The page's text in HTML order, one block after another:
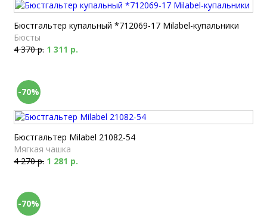
Бюстгальтер купальный *712069-17 Milabel-купальники
Бюсты
4 370 р. 1 311 р.
-70%
Бюстгальтер Milabel 21082-54
Мягкая чашка
4 270 р. 1 281 р.
-70%